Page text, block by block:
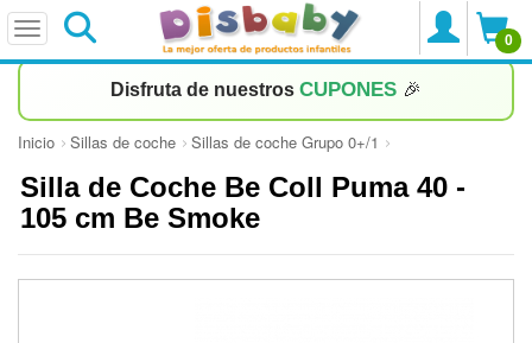
0
Disfruta de nuestros CUPONES 🎉
Inicio Sillas de coche Sillas de coche Grupo 0+/1
Silla de Coche Be Coll Puma 40 -
105 cm Be Smoke